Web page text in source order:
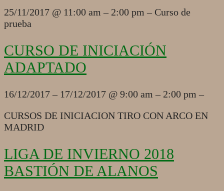
2017-
25
25/11/2017 @ 11:00 am – 2:00 pm – Curso de
prueba
CURSO DE INICIACIÓN
ADAPTADO
2017-
16/12/2017 – 17/12/2017 @ 9:00 am – 2:00 pm –
CURSOS DE INICIACION TIRO CON ARCO EN
MADRID
LIGA DE INVIERNO 2018
BASTIÓN DE ALANOS